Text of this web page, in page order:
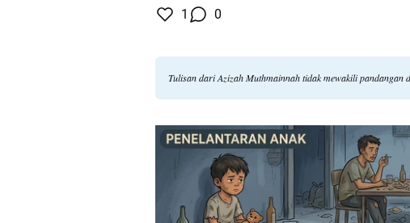
1 0
Tulisan dari Azizah Muthmainnah tidak mewakili pandangan